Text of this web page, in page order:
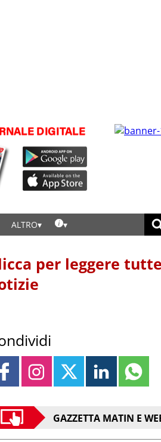
ALTRO
per leggere
GAZZETTA MATIN E